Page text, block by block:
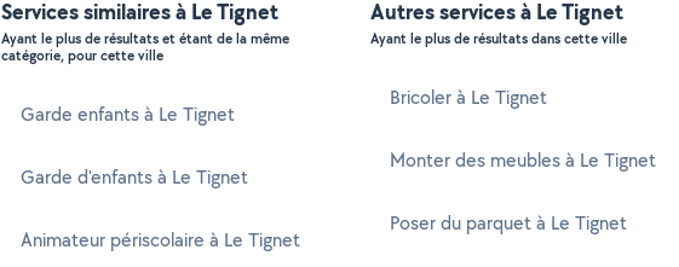
Services similaires à Le Tignet
Ayant le plus de résultats et étant de la même
catégorie, pour cette ville
Garde enfants à Le Tignet
Garde d'enfants à Le Tignet
Animateur périscolaire à Le Tignet
Autres services à Le Tignet
Ayant le plus de résultats dans cette ville
Bricoler à Le Tignet
Monter des meubles à Le Tignet
Poser du parquet à Le Tignet